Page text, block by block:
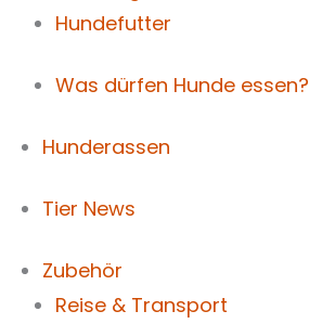
Hundefutter
Was dürfen Hunde essen?
Hunderassen
Tier News
Zubehör
Reise & Transport